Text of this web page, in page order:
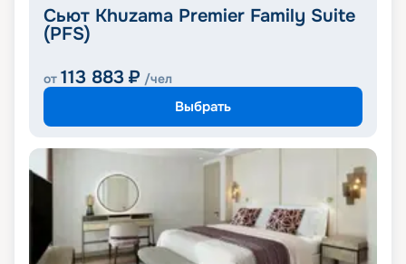
Сьют Khuzama Premier Family Suite
(PFS)
от 113 883 ₽ /чел
Выбрать